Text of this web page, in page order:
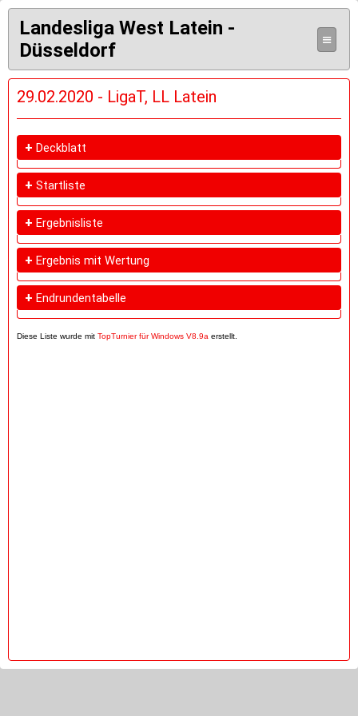
Landesliga West Latein -
Düsseldorf
≡
29.02.2020 - LigaT, LL Latein
+ Deckblatt
+ Startliste
+ Ergebnisliste
+ Ergebnis mit Wertung
+ Endrundentabelle
Diese Liste wurde mit TopTurnier für Windows V8.9a erstellt.